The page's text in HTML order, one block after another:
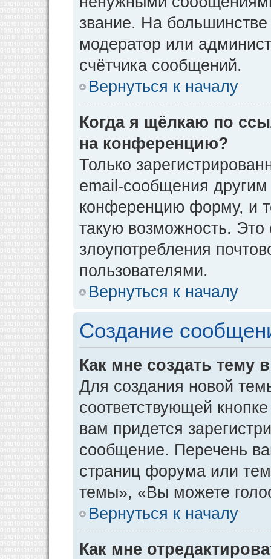
звание. На
модератор или
счётчика сообщений.
Вернуться к началу
Когда я щёлкаю по
на конференцию?
Только
email-сообщения
конференцию форму, и
такую возможность. Это
злоупотребления
пользователями.
Вернуться к началу
Создание
Как мне создать тему
Для создания новой
соответствующей
вам придется
сообщение. Перечень
страниц форума или
темы», «Вы можете
Вернуться к началу
Как мне